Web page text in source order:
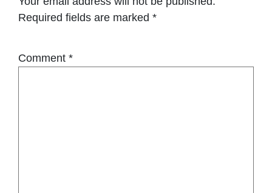
Required fields are marked *
Comment *